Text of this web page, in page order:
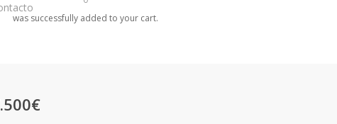
was successfully added to your cart.